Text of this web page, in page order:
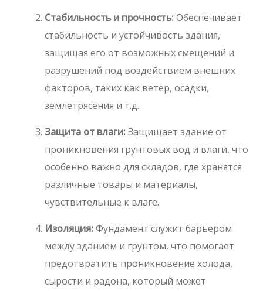
Стабильность и прочность:Обеспечивает
стабильность и устойчивость здания,
защищая его от возможных смещений и
разрушений под воздействием внешних
факторов, таких как ветер, осадки,
землетрясения и т.д.
Защита от влаги:Защищает здание от
проникновения грунтовых вод и влаги, что
особенно важно для складов, где хранятся
различные товары и материалы,
чувствительные к влаге.
Изоляция:Фундамент служит барьером
между зданием и грунтом, что помогает
предотвратить проникновение холода,
сырости и радона, который может